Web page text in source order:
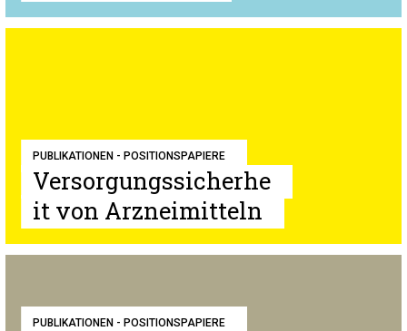
PUBLIKATIONEN - POSITIONSPAPIERE
Versorgungssicherhe
it von Arzneimitteln
PUBLIKATIONEN - POSITIONSPAPIERE